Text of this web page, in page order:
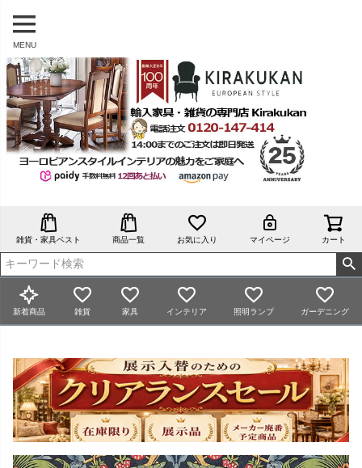
MENU
雑貨・家具ベスト 商品一覧 お気に入り マイページ カート
新着商品 雑貨 家具 インテリア 照明ランプ ガーデニング